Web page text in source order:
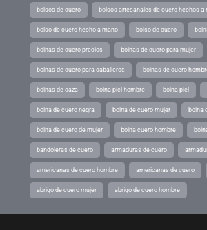
bolsos de cuero bolsos artesanales de cuero hechos a
bolso de cuero hecho a mano bolso de cuero
boinas de cuero precios boinas de cuero para mujer
boinas de cuero para caballeros boinas de cuero
boinas de caza boina piel hombre boina piel
boina de cuero negra boina de cuero mujer boina
boina de cuero de mujer boina cuero hombre
bandoleras de cuero armaduras de cuero
americanas de cuero hombre americanas de cuero
abrigo de cuero mujer abrigo de cuero hombre